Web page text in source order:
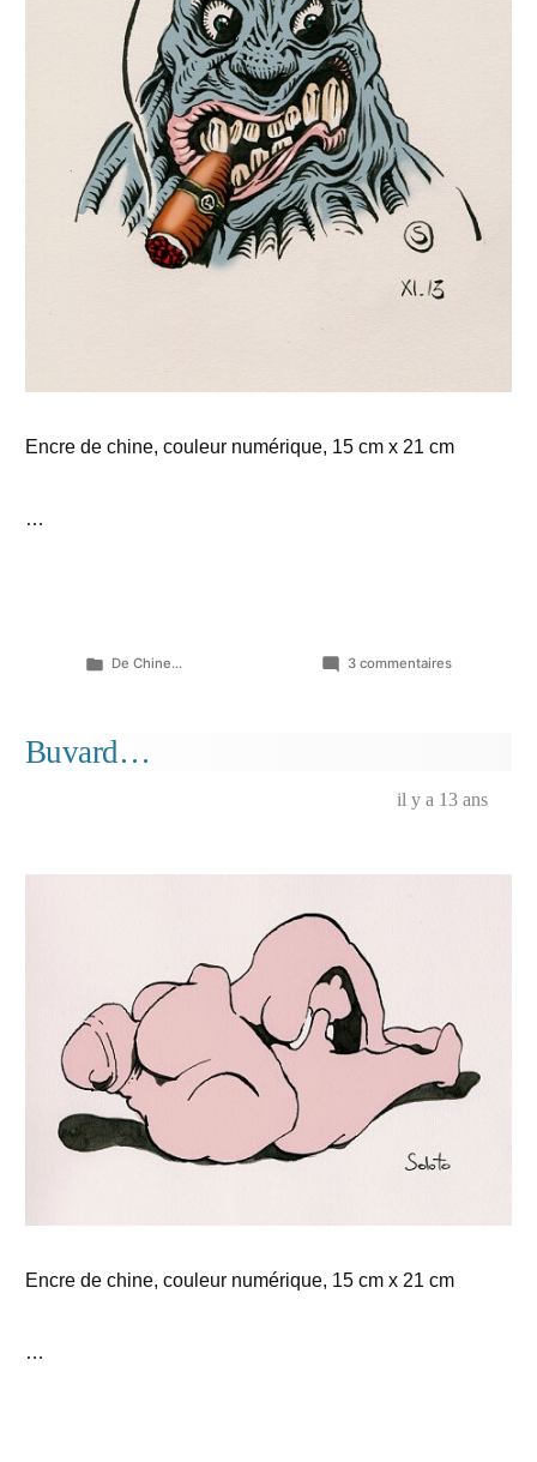
Encre de chine, couleur numérique, 15 cm x 21 cm
…
Publié
De Chine... 3 commentairessur
Buvard…
il y a 13 ans
Encre de chine, couleur numérique, 15 cm x 21 cm
…